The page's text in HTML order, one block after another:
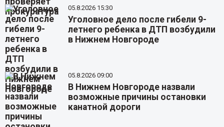
05.8.2026 15:30
Уголовное дело после гибели 9-
летнего ребенка в ДТП возбудили
в Нижнем Новгороде
05.8.2026 09:00
В Нижнем Новгороде назвали
возможные причины остановки
канатной дороги